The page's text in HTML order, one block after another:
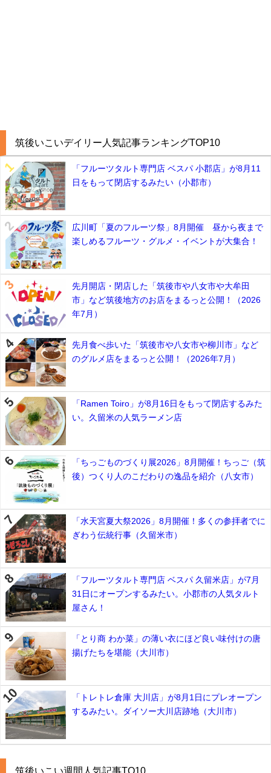
筑後いこいデイリー人気記事ランキングTOP10
「フルーツタルト専門店 ベスパ 小郡店」が8月11
日をもって閉店するみたい（小郡市）
広川町「夏のフルーツ祭」8月開催 昼から夜まで
楽しめるフルーツ・グルメ・イベントが大集合！
先月開店・閉店した「筑後市や八女市や大牟田
市」など筑後地方のお店をまるっと公開！（2026
年7月）
先月食べ歩いた「筑後市や八女市や柳川市」など
のグルメ店をまるっと公開！（2026年7月）
「Ramen Toiro」が8月16日をもって閉店するみた
い。久留米の人気ラーメン店
「ちっごものづくり展2026」8月開催！ちっご（筑
後）つくり人のこだわりの逸品を紹介（八女市）
「水天宮夏大祭2026」8月開催！多くの参拝者でに
ぎわう伝統行事（久留米市）
「フルーツタルト専門店 ベスパ 久留米店」が7月
31日にオープンするみたい。小郡市の人気タルト
屋さん！
「とり商 わか菜」の薄い衣にほど良い味付けの唐
揚げたちを堪能（大川市）
「トレトレ倉庫 大川店」が8月1日にプレオープン
するみたい。ダイソー大川店跡地（大川市）
筑後いこい週間人気記事TO10